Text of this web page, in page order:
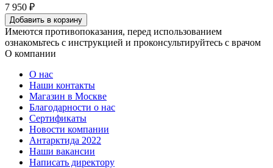
7 950 ₽
Добавить в корзину
Имеются противопоказания, перед использованием
ознакомьтесь с инструкцией и проконсультируйтесь с врачом
О компании
О нас
Наши контакты
Магазин в Москве
Благодарности о нас
Сертификаты
Новости компании
Антарктида 2022
Наши вакансии
Написать директору